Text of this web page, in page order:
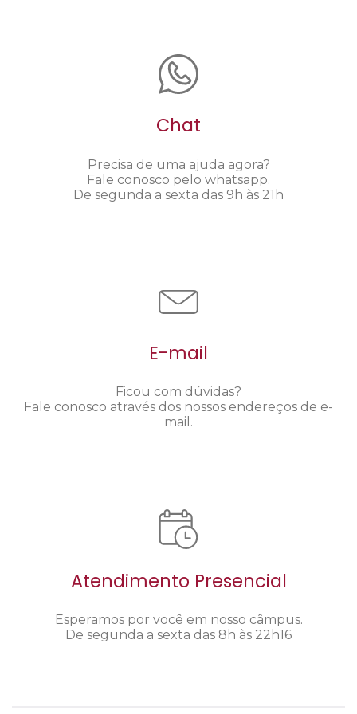
Chat
Precisa de uma ajuda agora?
Fale conosco pelo whatsapp.
De segunda a sexta das 9h às 21h
E-mail
Ficou com dúvidas?
Fale conosco através dos nossos endereços de e-
mail.
Atendimento Presencial
Esperamos por você em nosso câmpus.
De segunda a sexta das 8h às 22h16